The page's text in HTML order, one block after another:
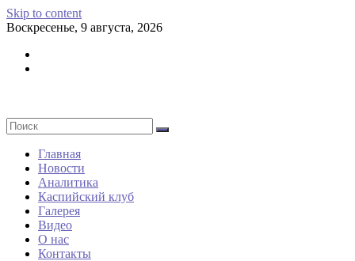
Skip to content
Воскресенье, 9 августа, 2026
Главная
Новости
Аналитика
Каспийский клуб
Галерея
Видео
О нас
Контакты